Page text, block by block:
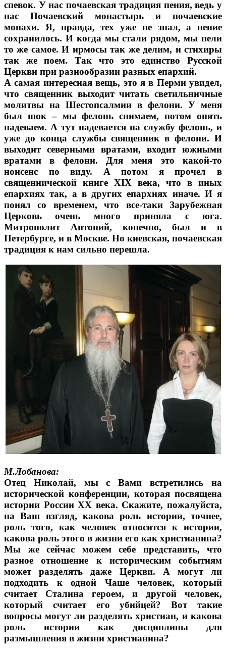
спевок. У нас почаевская традиция пения, ведь у
нас Почаевский монастырь и почаевские
монахи. Я, правда, тех уже не знал, а пение
сохранилось. И когда мы стали рядом, мы пели
то же самое. И ирмосы так же делим, и стихиры
так же поем. Так что это единство Русской
Церкви при разнообразии разных епархий.
А самая интересная вещь, это я в Перми увидел,
что священник выходит читать светильничные
молитвы на Шестопсалмии в фелони. У меня
был шок – мы фелонь снимаем, потом опять
надеваем. А тут надевается на службу фелонь, и
уже до конца службы священник в фелони. И
выходит северными вратами, входит южными
вратами в фелони. Для меня это какой-то
нонсенс по виду. А потом я прочел в
священнической книге XIX века, что в иных
епархиях так, а в других епархиях иначе. И я
понял со временем, что все-таки Зарубежная
Церковь очень много приняла с юга.
Митрополит Антоний, конечно, был и в
Петербурге, и в Москве. Но киевская, почаевская
традиция к нам сильно перешла.
М.Лобанова:
Отец Николай, мы с Вами встретились на
исторической конференции, которая посвящена
истории России ХХ века. Скажите, пожалуйста,
на Ваш взгляд, какова роль истории, точнее,
роль того, как человек относится к истории,
какова роль этого в жизни его как христианина?
Мы же сейчас можем себе представить, что
разное отношение к историческим событиям
может разделять даже Церкви. А могут ли
подходить к одной Чаше человек, который
считает Сталина героем, и другой человек,
который считает его убийцей? Вот такие
вопросы могут ли разделять христиан, и какова
роль истории как дисциплины для
размышления в жизни христианина?